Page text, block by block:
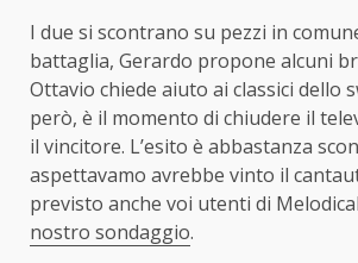
I due si scontrano su pezzi in
battaglia, Gerardo propone alcuni
Ottavio chiede aiuto ai classici dello
però, è il momento di chiudere il
il vincitore. L’esito è abbastanza
aspettavamo avrebbe vinto il
previsto anche voi utenti di
nostro sondaggio.